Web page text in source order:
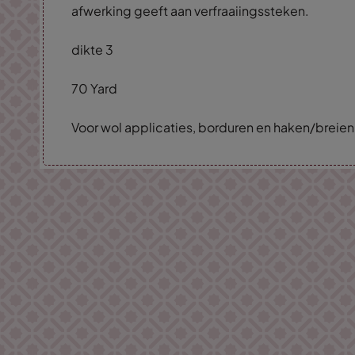
afwerking geeft aan verfraaiingssteken.
dikte 3
70 Yard
Voor wol applicaties, borduren en haken/